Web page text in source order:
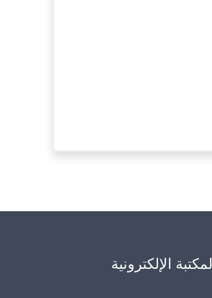
المكتبة الإلكترونية